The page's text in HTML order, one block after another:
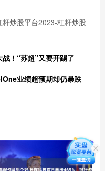
炒股平台2023-杠杆炒股
！“苏超”又要开踢了
业绩超预期却仍暴跌